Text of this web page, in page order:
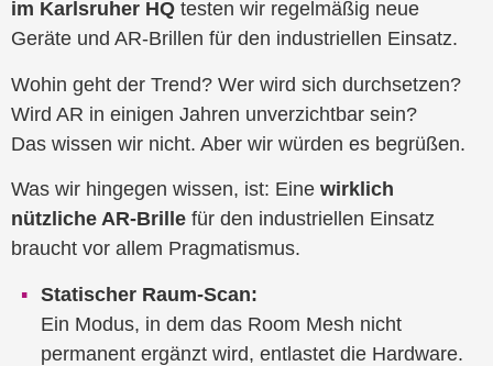
im Karlsruher HQ testen wir regelmäßig neue
Geräte und AR-Brillen für den industriellen Einsatz.
Wohin geht der Trend? Wer wird sich durchsetzen?
Wird AR in einigen Jahren unverzichtbar sein?
Das wissen wir nicht. Aber wir würden es begrüßen.
Was wir hingegen wissen, ist: Eine wirklich
nützliche AR-Brille für den industriellen Einsatz
braucht vor allem Pragmatismus.
Statischer Raum-Scan:
Ein Modus, in dem das Room Mesh nicht
permanent ergänzt wird, entlastet die Hardware.